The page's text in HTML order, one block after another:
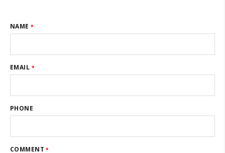
NAME*
EMAIL *
PHONE
COMMENT *